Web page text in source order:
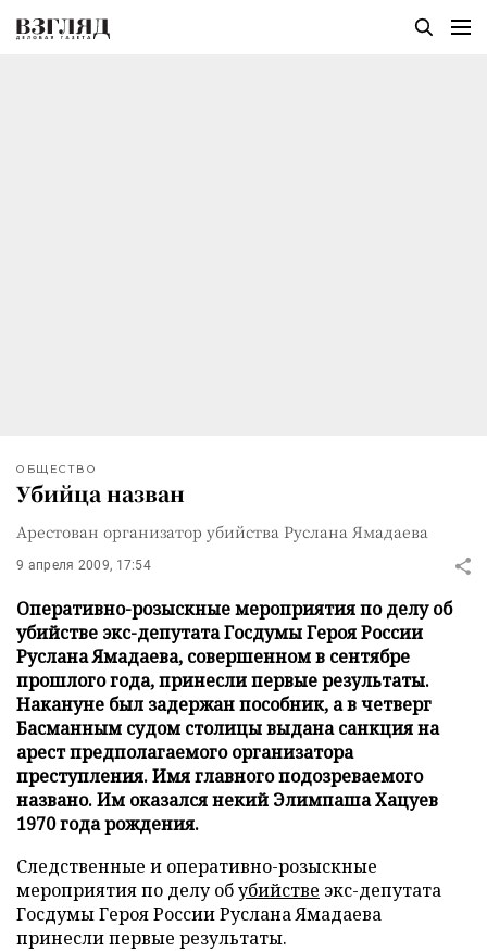
ОБЩЕСТВО
Убийца назван
Арестован организатор убийства Руслана Ямадаева
9 апреля 2009, 17:54
Оперативно-розыскные мероприятия по делу об
убийстве экс-депутата Госдумы Героя России
Руслана Ямадаева, совершенном в сентябре
прошлого года, принесли первые результаты.
Накануне был задержан пособник, а в четверг
Басманным судом столицы выдана санкция на
арест предполагаемого организатора
преступления. Имя главного подозреваемого
названо. Им оказался некий Элимпаша Хацуев
1970 года рождения.
Следственные и оперативно-розыскные
мероприятия по делу обубийстве экс-депутата
Госдумы Героя России Руслана Ямадаева
принесли первые результаты.